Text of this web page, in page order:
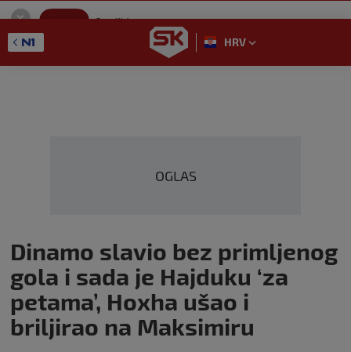
SportKlub
GET - On the Google Play
HRV
OGLAS
Dinamo slavio bez primljenog
gola i sada je Hajduku ‘za
petama’, Hoxha ušao i
briljirao na Maksimiru